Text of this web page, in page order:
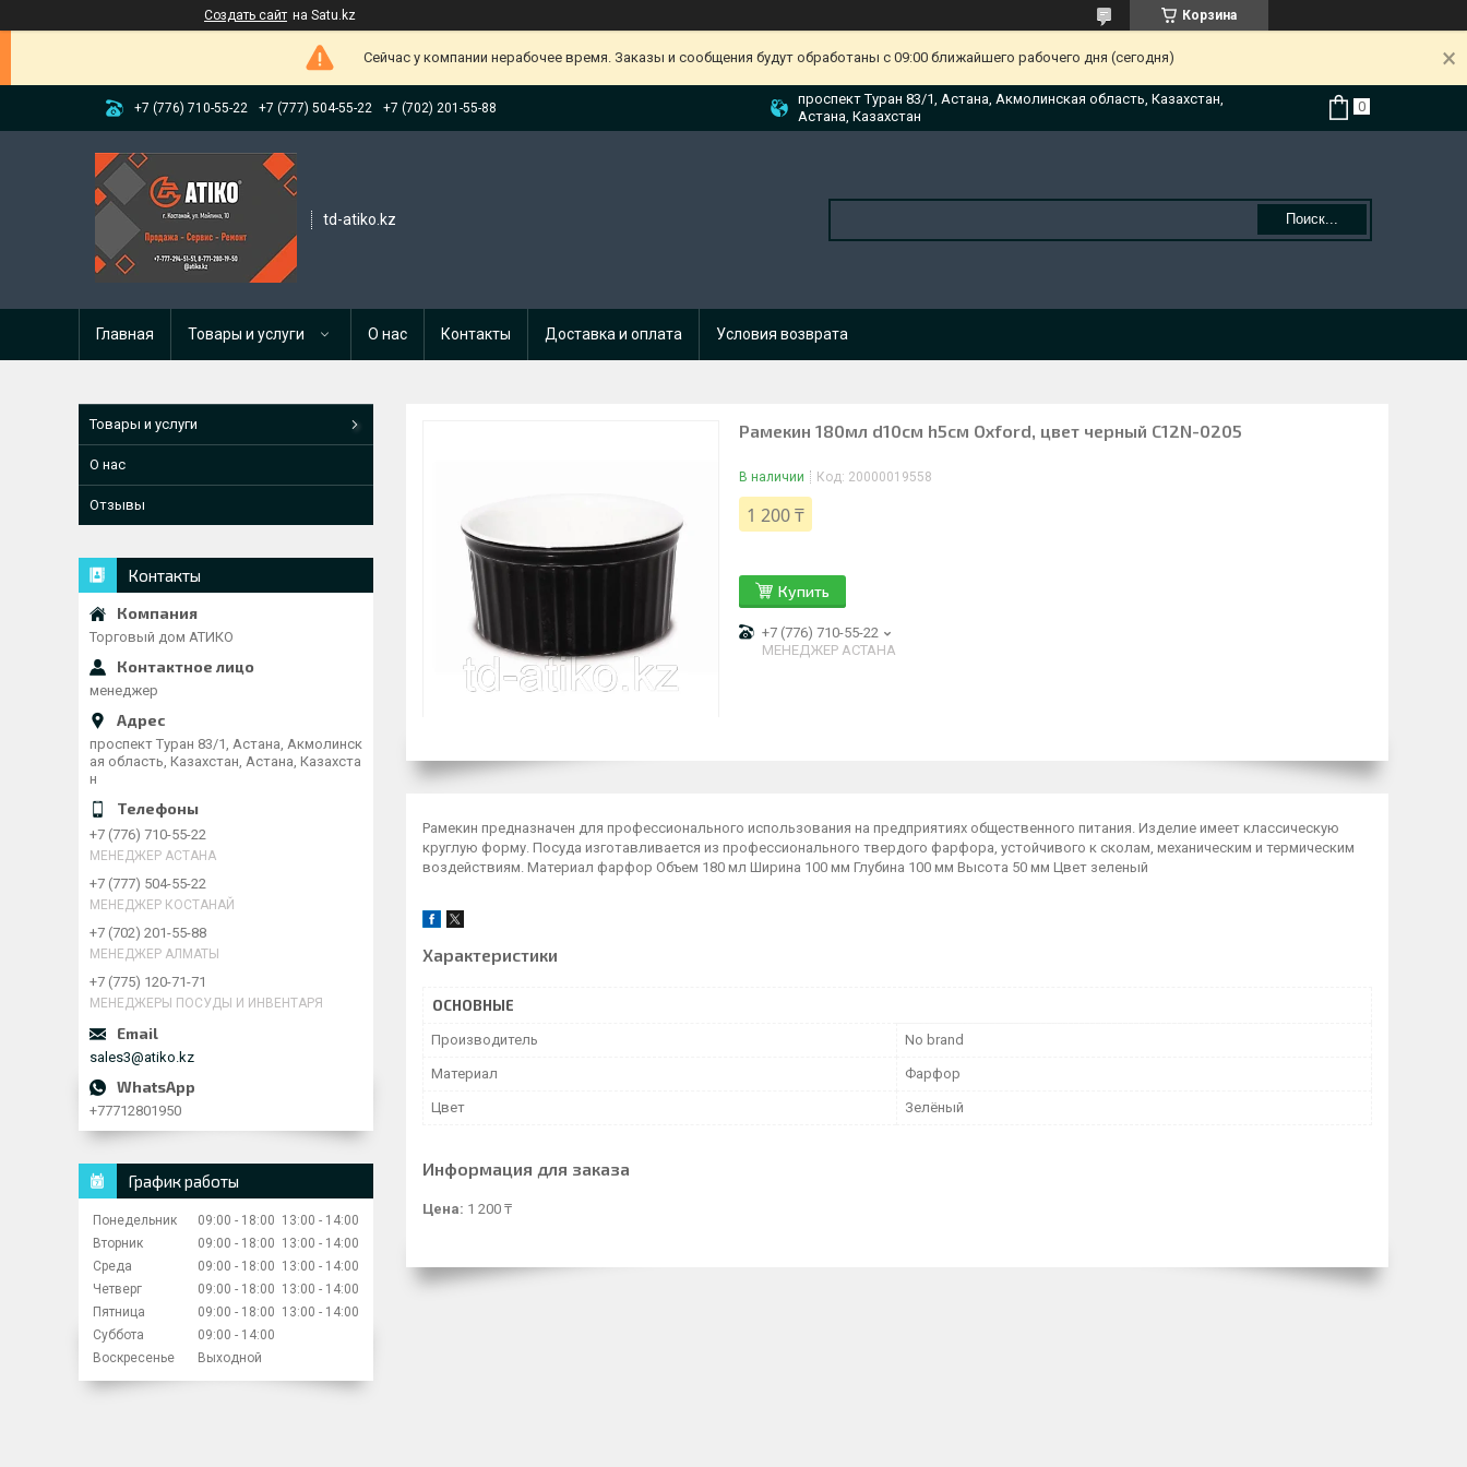
Создать сайт на Satu.kz Корзина
Сейчас у компании нерабочее время. Заказы и сообщения будут обработаны с 09:00 ближайшего рабочего дня (сегодня)
+7 (776) 710-55-22 +7 (777) 504-55-22 +7 (702) 201-55-88
проспект Туран 83/1, Астана, Акмолинская область, Казахстан,
Астана, Казахстан
td-atiko.kz Поиск...
Главная Товары и услуги О нас Контакты Доставка и оплата Условия возврата
Рамекин 180мл d10см h5см Oxford, цвет черный C12N-0205
В наличии Код: 20000019558
1 200 ₸
Купить
+7 (776) 710-55-22
МЕНЕДЖЕР АСТАНА
Рамекин предназначен для профессионального использования на предприятиях общественного питания. Изделие имеет классическую
круглую форму. Посуда изготавливается из профессионального твердого фарфора, устойчивого к сколам, механическим и термическим
воздействиям. Материал фарфор Объем 180 мл Ширина 100 мм Глубина 100 мм Высота 50 мм Цвет зеленый
Характеристики
ОСНОВНЫЕ
Производитель No brand
Материал Фарфор
Цвет Зелёный
Информация для заказа
Цена: 1 200 ₸
Товары и услуги
О нас
Отзывы
Контакты
Торговый дом АТИКО
менеджер
проспект Туран 83/1, Астана, Акмолинск
ая область, Казахстан, Астана, Казахста
н
+7 (776) 710-55-22
МЕНЕДЖЕР АСТАНА
+7 (777) 504-55-22
МЕНЕДЖЕР КОСТАНАЙ
+7 (702) 201-55-88
МЕНЕДЖЕР АЛМАТЫ
+7 (775) 120-71-71
МЕНЕДЖЕРЫ ПОСУДЫ И ИНВЕНТАРЯ
sales3@atiko.kz
+77712801950
График работы
Понедельник 09:00 18:00 13:00
14:00
Вторник
09:00 18:00 13:00
14:00
Среда
09:00 18:00 13:00
14:00
Четверг
09:00 18:00 13:00
14:00
Пятница
09:00 18:00 13:00
14:00
Суббота
09:00
14:00
Воскресенье
Выходной